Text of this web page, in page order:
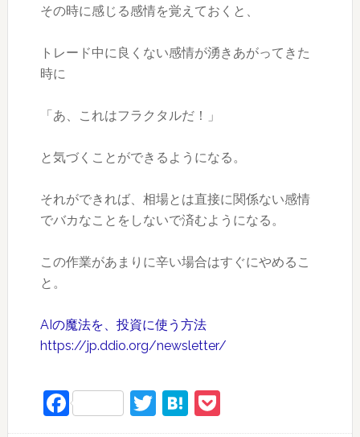
その時に感じる感情を覚えておくと、
トレード中に良くない感情が湧きあがってきた
時に
「あ、これはフラクタルだ！」
と気づくことができるようになる。
それができれば、相場とは直接に関係ない感情
でバカなことをしないで済むようになる。
この作業があまりに辛い場合はすぐにやめるこ
と。
AIの魔法を、投資に使う方法
https://jp.ddio.org/newsletter/
FacebookTwitterHatena
Pocket